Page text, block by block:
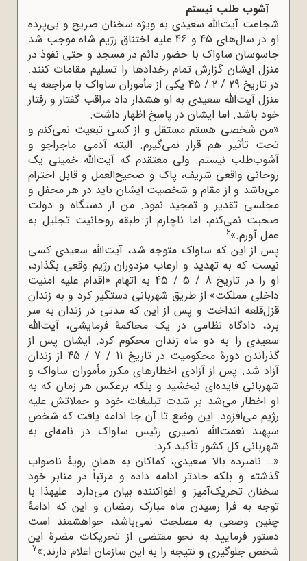
آشوب طلب نیستم
شجاعت آیت‌الله سعیدی به ‌ویژه سخنان صریح و بی‌پرده
او در سال‌های 45 و 46 علیه اختناق رژیم شاه موجب شد
جاسوسان ساواک با حضور دائم در مسجد و حتی نفوذ در
منزل ایشان گزارش تمام رخدادها را تسلیم مقامات کنند.
در تاریخ 29 / 2 / 45 یکی از مأموران ساواک با مراجعه به
منزل آیت‌الله سعیدی به او هشدار داد مراقب گفتار و رفتار
خود باشد. اما ایشان در پاسخ اظهار داشت:
«من شخصی هستم مستقل و از کسی تبعیت نمی‌کنم و
تحت تأثیر هم قرار نمی‌گیرم. البته آدمی ماجراجو و
آشوب‌طلب نیستم. ولی معتقدم که آیت‌الله خمینی یک
روحانی واقعی شریف، پاک و صحیح‌العمل و قابل احترام
می‌باشد و از مقام و شخصیت ایشان باید در هر محفل و
مجلسی تقدیر و تمجید نمود. من از دستگاه و دولت
صحبت نمی‌کنم، اما ناچارم از طبقه روحانیت تجلیل به
عمل آورم.»6
پس از این که ساواک متوجه شد، آیت‌الله سعیدی کسی
نیست که به تهدید و ارعاب مزدوران رژیم وقعی بگذارد،
او را در تاریخ 8 / 5 / 45 به اتهام «اقدام علیه امنیت
داخلی مملکت» از طریق شهربانی دستگیر کرد و به زندان
قزل‌قلعه انداخت و پس از این که مدتی در زندان به سر
برد، دادگاه نظامی در یک محاکمۀ فرمایشی، آیت‌الله
سعیدی را به دو ماه زندان محکوم کرد. ایشان پس از
گذراندن دورۀ محکومیت در تاریخ 11 / 7 / 45 از زندان
آزاد شد. پس از آزادی اخطارهای مکرر مأموران ساواک و
شهربانی فایده‌ای نبخشید و بلکه برعکس هر زمان که به
او اخطار می‌شد بر شدت تبلیغات خود و حملاتش علیه
رژیم می‌افزود. این وضع تا آن جا ادامه یافت که شخص
سپهبد نعمت‌الله نصیری رئیس ساواک در نامه‌ای به
شهربانی کل کشور تأکید کرد:
«… نامبرده بالا سعیدی، کماکان به همان رویۀ ناصواب
گذشته و بلکه حادتر ادامه داده و مرتباً در منابر خود
سخنان تحریک‌آمیز و اغواکننده بیان می‌دارد. علیهذا با
توجه به فرا رسیدن ماه مبارک رمضان و این که ادامۀ
چنین وضعی به مصلحت نمی‌باشد، خواهشمند است
دستور فرمایید به نحو مقتضی از تحریکات مضرۀ این
شخص جلوگیری و نتیجه را به این سازمان اعلام دارند.»7